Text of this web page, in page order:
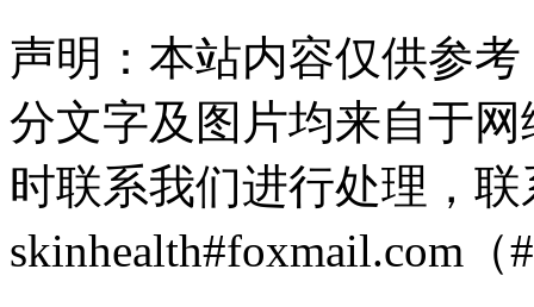
声明：本站内容仅供参
分文字及图片均来自于
时联系我们进行处理，
skinhealth#foxmail.com（